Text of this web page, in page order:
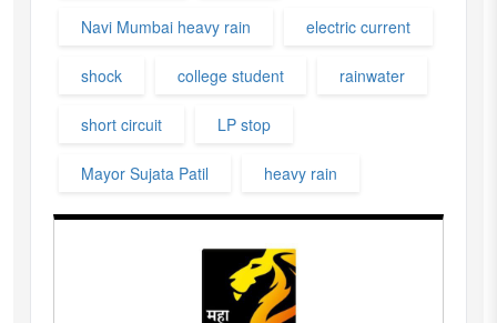
Navi Mumbai heavy rain electric current
shock college student rainwater
short circuit LP stop
Mayor Sujata Patil heavy rain